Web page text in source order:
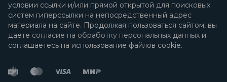
условии ссылки и/или прямой открытой для поисковых
систем гиперссылки на непосредственный адрес
материала на сайте. Продолжая пользоваться сайтом, вы
даете согласие на обработку персональных данных и
соглашаетесь на использование файлов cookie.